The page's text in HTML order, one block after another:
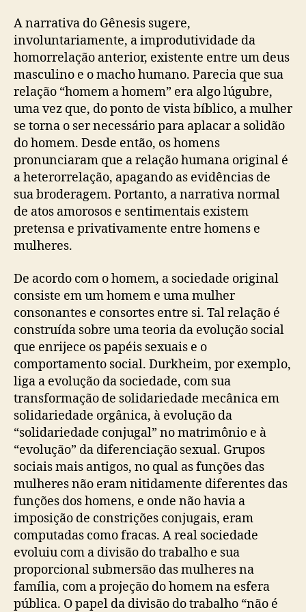
A narrativa do Gênesis sugere,
involuntariamente, a improdutividade da
homorrelação anterior, existente entre um deus
masculino e o macho humano. Parecia que sua
relação “homem a homem” era algo lúgubre,
uma vez que, do ponto de vista bíblico, a mulher
se torna o ser necessário para aplacar a solidão
do homem. Desde então, os homens
pronunciaram que a relação humana original é
a heterorrelação, apagando as evidências de
sua broderagem. Portanto, a narrativa normal
de atos amorosos e sentimentais existem
pretensa e privativamente entre homens e
mulheres.
De acordo com o homem, a sociedade original
consiste em um homem e uma mulher
consonantes e consortes entre si. Tal relação é
construída sobre uma teoria da evolução social
que enrijece os papéis sexuais e o
comportamento social. Durkheim, por exemplo,
liga a evolução da sociedade, com sua
transformação de solidariedade mecânica em
solidariedade orgânica, à evolução da
“solidariedade conjugal” no matrimônio e à
“evolução” da diferenciação sexual. Grupos
sociais mais antigos, no qual as funções das
mulheres não eram nitidamente diferentes das
funções dos homens, e onde não havia a
imposição de constrições conjugais, eram
computadas como fracas. A real sociedade
evoluiu com a divisão do trabalho e sua
proporcional submersão das mulheres na
família, com a projeção do homem na esfera
pública. O papel da divisão do trabalho “não é